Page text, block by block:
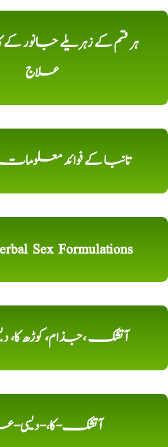
ہر قسم کے زہریلے جانور کے
علاج
Copper تانبا کے فوائد معلومات
Sex Formulations
آتشک ،جذام، کوڑھ کا،
آتشک-کا،-دیسی-